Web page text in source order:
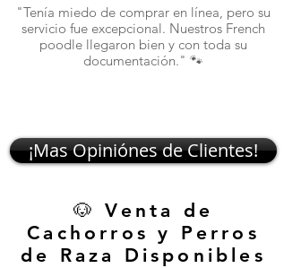
"Tenía miedo de comprar en línea, pero su
servicio fue excepcional. Nuestros French
poodle llegaron bien y con toda su
documentación." 🐾
¡Mas Opiniónes de Clientes!
🐶 Venta de
Cachorros y Perros
de Raza Disponibles